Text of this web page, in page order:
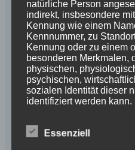
natürliche Person
indirekt, insbesondere
Kennung wie einem
Kennnummer, zu
Kennung oder zu einem
besonderen Merkmalen,
physischen,
psychischen,
sozialen Identität dieser
identifiziert werden kann.
b) betroffene Person
Essenziell